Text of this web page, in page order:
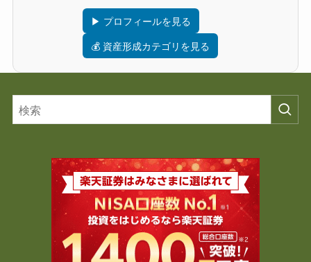
▶ プロフィールを見る
💰 資産形成カテゴリを見る